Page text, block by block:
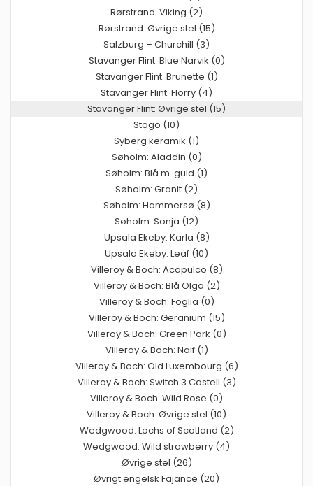
Rørstrand: Viking (2)
Rørstrand: Øvrige stel (15)
Salzburg – Churchill (3)
Stavanger Flint: Blue Narvik (0)
Stavanger Flint: Brunette (1)
Stavanger Flint: Florry (4)
Stavanger Flint: Øvrige stel (15)
Stogo (10)
Syberg keramik (1)
Søholm: Aladdin (0)
Søholm: Blå m. guld (1)
Søholm: Granit (2)
Søholm: Hammersø (8)
Søholm: Sonja (12)
Upsala Ekeby: Karla (8)
Upsala Ekeby: Leaf (10)
Villeroy & Boch: Acapulco (8)
Villeroy & Boch: Blå Olga (2)
Villeroy & Boch: Foglia (0)
Villeroy & Boch: Geranium (15)
Villeroy & Boch: Green Park (0)
Villeroy & Boch: Naif (1)
Villeroy & Boch: Old Luxembourg (6)
Villeroy & Boch: Switch 3 Castell (3)
Villeroy & Boch: Wild Rose (0)
Villeroy & Boch: Øvrige stel (10)
Wedgwood: Lochs of Scotland (2)
Wedgwood: Wild strawberry (4)
Øvrige stel (26)
Øvrigt engelsk Fajance (20)